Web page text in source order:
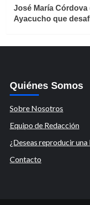
José María Córdova
Ayacucho que
Quiénes Somos
Sobre Nosotros
Equipo de Redacción
¿Deseas reproducir
Contacto